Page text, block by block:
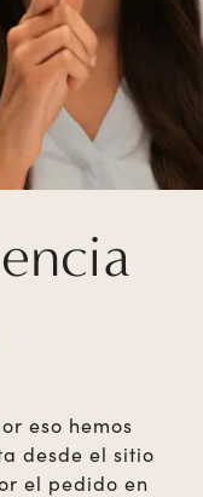
eso hemos
desde el sitio
el pedido en